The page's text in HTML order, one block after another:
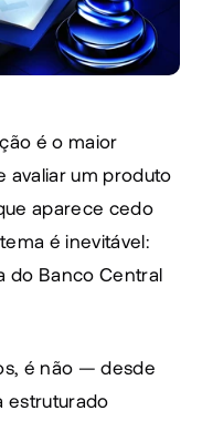
é o maior
avaliar um produto
aparece cedo
é inevitável:
do Banco Central
é não — desde
estruturado